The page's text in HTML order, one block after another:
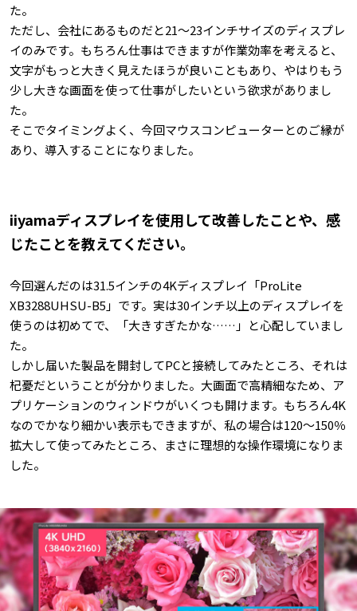
た。
ただし、会社にあるものだと21～23インチサイズのディスプレ
イのみです。もちろん仕事はできますが作業効率を考えると、
文字がもっと大きく見えたほうが良いこともあり、やはりもう
少し大きな画面を使って仕事がしたいという欲求がありまし
た。
そこでタイミングよく、今回マウスコンピューターとのご縁が
あり、導入することになりました。
iiyamaディスプレイを使用して改善したことや、感
じたことを教えてください。
今回選んだのは31.5インチの4Kディスプレイ「ProLite
XB3288UHSU-B5」です。実は30インチ以上のディスプレイを
使うのは初めてで、「大きすぎたかな……」と心配していまし
た。
しかし届いた製品を開封してPCと接続してみたところ、それは
杞憂だということが分かりました。大画面で高精細なため、ア
プリケーションのウィンドウがいくつも開けます。もちろん4K
なのでかなり細かい表示もできますが、私の場合は120～150％
拡大して使ってみたところ、まさに理想的な操作環境になりま
した。